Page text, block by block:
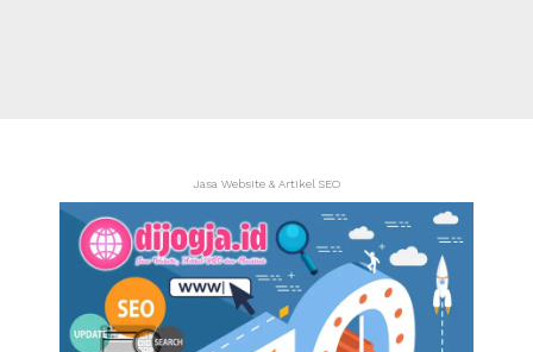
Jasa Website & Artikel SEO